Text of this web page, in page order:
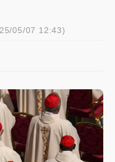
3天 「紅到發紫」降
趣」！抽獎程序複雜 觀
辜仲諒向法院聲請遭
05/07 12:43)